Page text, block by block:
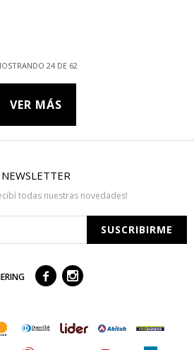
24 DE 62
VER MÁS
NEWSLETTER
todas nuestras novedades!
SUSCRIBIRME
 